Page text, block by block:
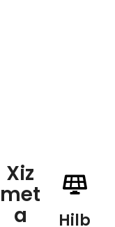
Xiz
met
a Hilb